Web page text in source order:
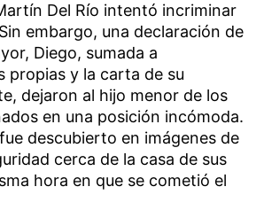
Del Río intentó incriminar
embargo, una declaración de
Diego, sumada a
propias y la carta de su
dejaron al hijo menor de los
en una posición incómoda.
descubierto en imágenes de
cerca de la casa de sus
hora en que se cometió el